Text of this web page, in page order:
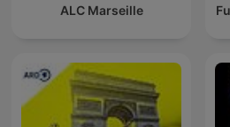
ALC Marseille